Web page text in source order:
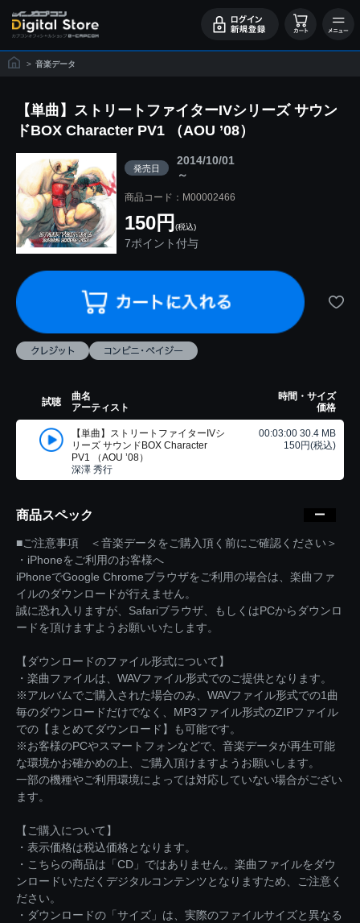
> 音楽データ
【単曲】ストリートファイターIVシリーズ サウン
ドBOX Character PV1 （AOU ’08）
発売日
2014/10/01
～
商品コード：M00002466
150円 (税込)
7ポイント付与
試聴
曲名
アーティスト
時間・サイズ
価格
【単曲】ストリートファイターIVシ
リーズ サウンドBOX Character
PV1 （AOU ’08）
深澤 秀行
00:03:00 30.4 MB
150円(税込)
商品スペック
■ご注意事項 ＜音楽データをご購入頂く前にご確認ください＞
・iPhoneをご利用のお客様へ
iPhoneでGoogle Chromeブラウザをご利用の場合は、楽曲ファ
イルのダウンロードが行えません。
誠に恐れ入りますが、Safariブラウザ、もしくはPCからダウンロ
ードを頂けますようお願いいたします。
【ダウンロードのファイル形式について】
・楽曲ファイルは、WAVファイル形式でのご提供となります。
※アルバムでご購入された場合のみ、WAVファイル形式での1曲
毎のダウンロードだけでなく、MP3ファイル形式のZIPファイル
での【まとめてダウンロード】も可能です。
※お客様のPCやスマートフォンなどで、音楽データが再生可能
な環境かお確かめの上、ご購入頂けますようお願いします。
一部の機種やご利用環境によっては対応していない場合がござい
ます。
【ご購入について】
・表示価格は税込価格となります。
・こちらの商品は「CD」ではありません。楽曲ファイルをダウ
ンロードいただくデジタルコンテンツとなりますため、ご注意く
ださい。
・ダウンロードの「サイズ」は、実際のファイルサイズと異なる